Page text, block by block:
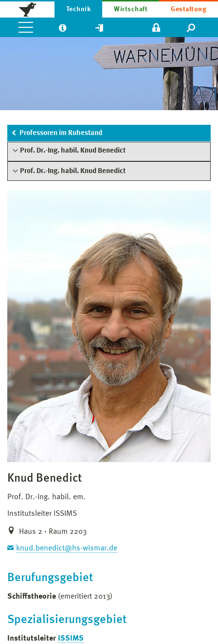
Technik Wirtschaft Gestaltung
Professoren im Ruhestand
Prof. Dr.-Ing. habil. Knud Benedict
Prof. Dr.-Ing. habil. Knud Benedict
Knud Benedict
Prof. Dr.-Ing. habil. em.
Institutsleiter ISSIMS
Haus 2 · Raum 2203
knud.benedict@hs-wismar.de
Berufungsgebiet
Schiffstheorie (emeritiert 2013)
Spezialisierungsgebiet
Institutsleiter ISSIMS